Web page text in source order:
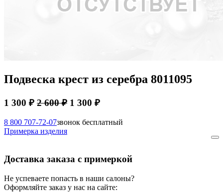
Подвеска крест из серебра 8011095
1 300 ₽ 2 600 ₽ 1 300 ₽
8 800 707-72-07звонок бесплатный
Примерка изделия
Доставка заказа с примеркой
Не успеваете попасть в наши салоны?
Оформляйте заказ у нас на сайте: